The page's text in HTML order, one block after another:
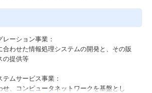
ーション事業：
合わせた情報処理システムの開発と、その販
の提供等
ムサービス事業：
せ、コンピュータネットワークを基盤とし